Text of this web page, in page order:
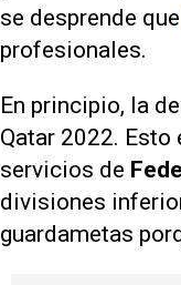
se desprende que
profesionales.
En principio, la
Qatar 2022.
servicios de
divisiones
guardametas